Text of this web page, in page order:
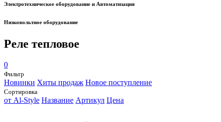
Электротехническое оборудование и Автоматизация
Низковольтное оборудование
Реле тепловое
0
Фильтр
Новинки Хиты продаж Новое поступление
Сортировка
от Al-Style Название Артикул Цена